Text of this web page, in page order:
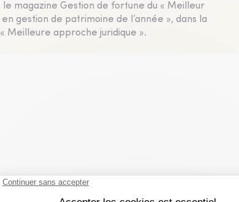
le magazine Gestion de fortune du « Meilleur
gestion de patrimoine de l’année », dans la
Meilleure approche juridique ».